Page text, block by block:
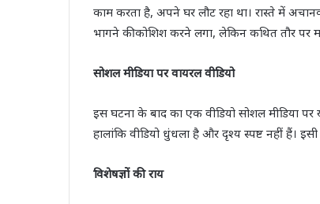
काम करता है, अपने घर लौट रहा था। रास्ते में
भागने की कोशिश करने लगा, लेकिन कथित तौर पर
सोशल मीडिया पर वायरल वीडियो
इस घटना के बाद का एक वीडियो सोशल मीडिया
हालांकि वीडियो धुंधला है और दृश्य स्पष्ट नहीं हैं।
विशेषज्ञों की राय